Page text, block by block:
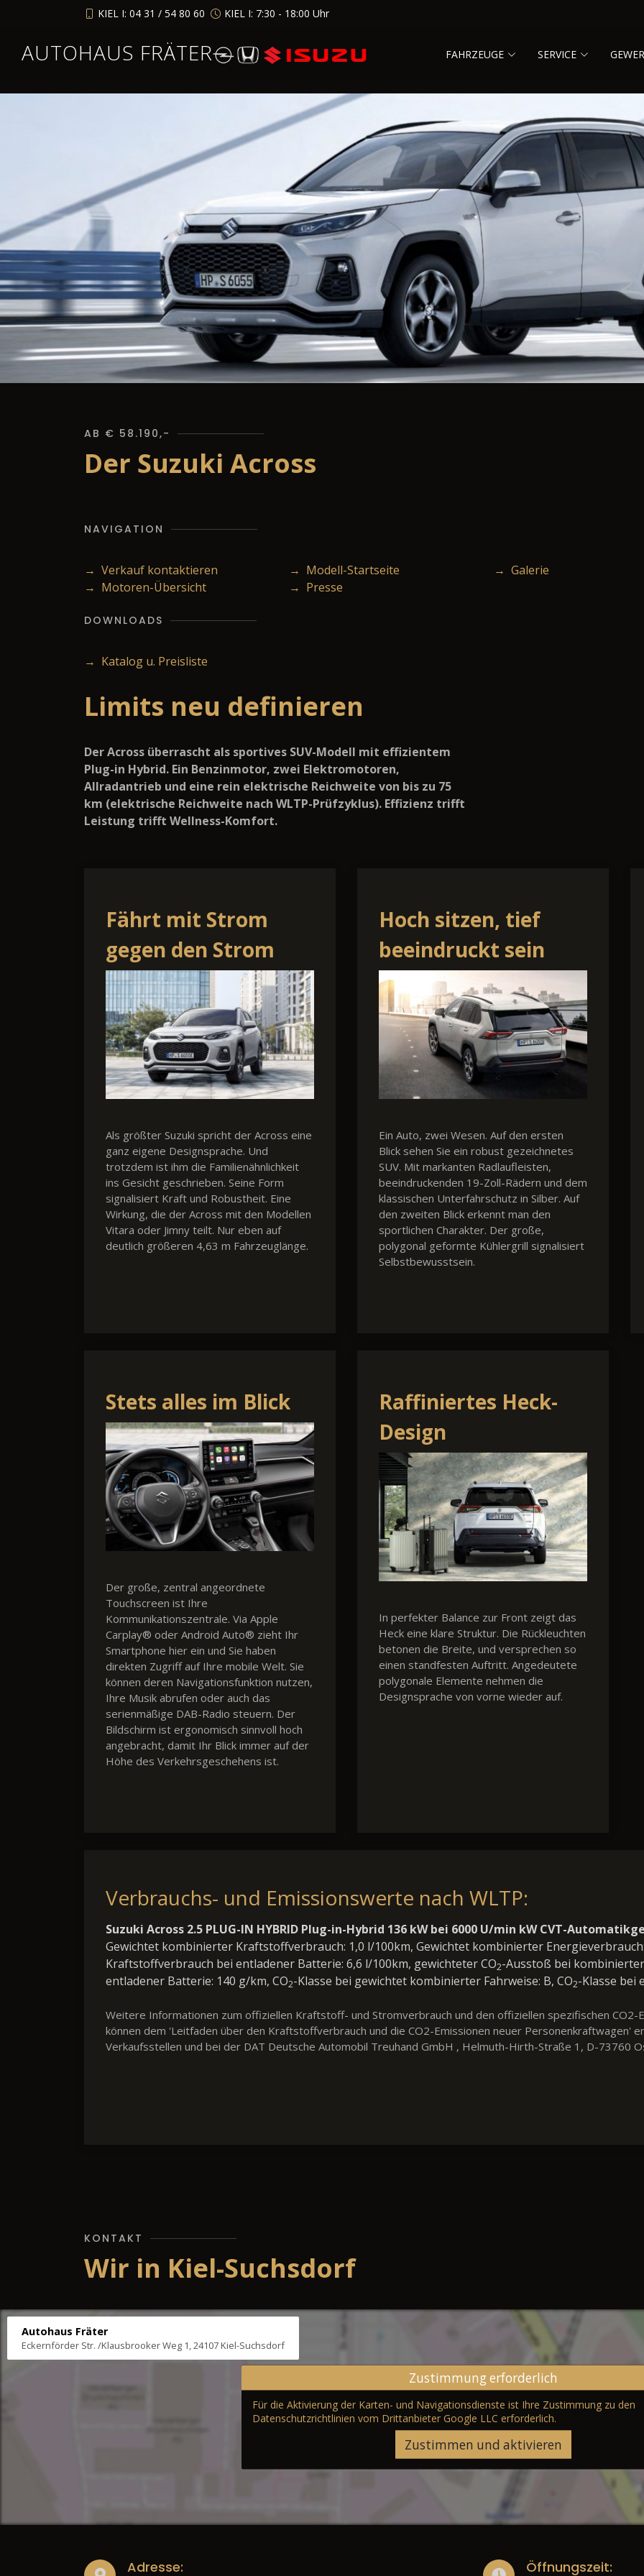
KIEL I: 04 31 / 54 80 60 KIEL I: 7:30 - 18:00 Uhr
AUTOHAUS FRÄTER FAHRZEUGE SERVICE
AB € 58.190,-
Der Suzuki Across
NAVIGATION
→ Verkauf kontaktieren → Modell-Startseite → Galerie
→ Motoren-Übersicht
→ Presse
DOWNLOADS
→ Katalog u. Preisliste
Limits neu definieren
Der Across überrascht als sportives SUV-Modell mit effizientem
Plug-in Hybrid. Ein Benzinmotor, zwei Elektromotoren,
Allradantrieb und eine rein elektrische Reichweite von bis zu 75
km (elektrische Reichweite nach WLTP-Prüfzyklus). Effizienz trifft
Leistung trifft Wellness-Komfort.
Fährt mit Strom
gegen den Strom
Als größter Suzuki spricht der Across eine
ganz eigene Designsprache. Und
trotzdem ist ihm die Familienähnlichkeit
ins Gesicht geschrieben. Seine Form
signalisiert Kraft und Robustheit. Eine
Wirkung, die der Across mit den Modellen
Vitara oder Jimny teilt. Nur eben auf
deutlich größeren 4,63 m Fahrzeuglänge.
Hoch sitzen, tief
beeindruckt sein
Ein Auto, zwei Wesen. Auf den ersten
Blick sehen Sie ein robust gezeichnetes
SUV. Mit markanten Radlaufleisten,
beeindruckenden 19-Zoll-Rädern und dem
klassischen Unterfahrschutz in Silber. Auf
den zweiten Blick erkennt man den
sportlichen Charakter. Der große,
polygonal geformte Kühlergrill signalisiert
Selbstbewusstsein.
Stets alles im Blick
Der große, zentral angeordnete
Touchscreen ist Ihre
Kommunikationszentrale. Via Apple
Carplay® oder Android Auto® zieht Ihr
Smartphone hier ein und Sie haben
direkten Zugriff auf Ihre mobile Welt. Sie
können deren Navigationsfunktion nutzen,
Ihre Musik abrufen oder auch das
serienmäßige DAB-Radio steuern. Der
Bildschirm ist ergonomisch sinnvoll hoch
angebracht, damit Ihr Blick immer auf der
Höhe des Verkehrsgeschehens ist.
Raffiniertes Heck-
Design
In perfekter Balance zur Front zeigt das
Heck eine klare Struktur. Die Rückleuchten
betonen die Breite, und versprechen so
einen standfesten Auftritt. Angedeutete
polygonale Elemente nehmen die
Designsprache von vorne wieder auf.
Verbrauchs- und Emissionswerte nach WLTP:
Suzuki Across 2.5 PLUG-IN HYBRID Plug-in-Hybrid 136 kW bei 6000 U/min kW CVT-
Gewichtet kombinierter Kraftstoffverbrauch: 1,0 l/100km, Gewichtet kombinierter
Kraftstoffverbrauch bei entladener Batterie: 6,6 l/100km, gewichteter CO2-Ausstoß bei
entladener Batterie: 140 g/km, CO2-Klasse bei gewichtet kombinierter Fahrweise: B, CO2-Klasse bei
Weitere Informationen zum offiziellen Kraftstoff- und Stromverbrauch und den offiziellen spezifischen CO2-
können dem 'Leitfaden über den Kraftstoffverbrauch und die CO2-Emissionen neuer Personenkraftwagen'
Verkaufsstellen und bei der DAT Deutsche Automobil Treuhand GmbH , Helmuth-Hirth-Straße 1, D-73760
KONTAKT
Wir in Kiel-Suchsdorf
Autohaus Fräter
Eckernförder Str. /Klausbrooker Weg 1, 24107 Kiel-Suchsdorf
Zustimmung erforderlich
Für die Aktivierung der Karten- und Navigationsdienste ist Ihre Zustimmung zu den
Datenschutzrichtlinien vom Drittanbieter Google LLC erforderlich.
Zustimmen und aktivieren
Adresse: Öffnungszeit: